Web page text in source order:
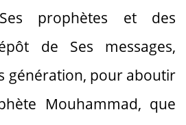
prophètes et des
de Ses messages,
génération, pour aboutir
Mouhammad, que